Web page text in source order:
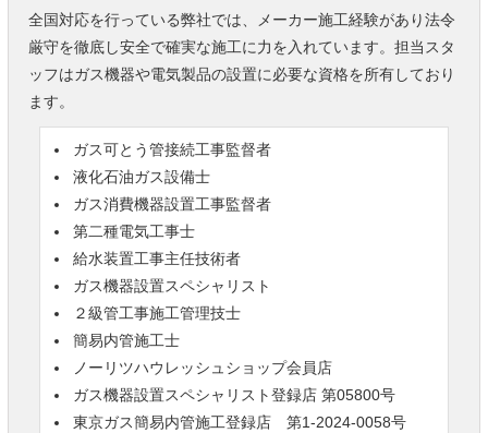
全国対応を行っている弊社では、メーカー施工経験があり法令
厳守を徹底し安全で確実な施工に力を入れています。担当スタ
ッフはガス機器や電気製品の設置に必要な資格を所有しており
ます。
ガス可とう管接続工事監督者
液化石油ガス設備士
ガス消費機器設置工事監督者
第二種電気工事士
給水装置工事主任技術者
ガス機器設置スペシャリスト
２級管工事施工管理技士
簡易内管施工士
ノーリツハウレッシュショップ会員店
ガス機器設置スペシャリスト登録店 第05800号
東京ガス簡易内管施工登録店 第1-2024-0058号